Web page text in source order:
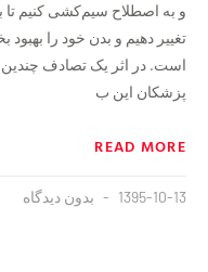
و به اصطلاح سیم‌کشی کنیم تا
تغییر دهیم و بدن خود را
است. در اثر یک تصادف
پزشکان این ب
READ MORE
1395-10-13 بدون دیدگاه